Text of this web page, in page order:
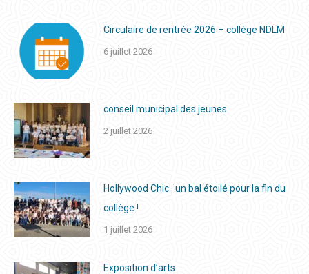
Circulaire de rentrée 2026 – collège NDLM
6 juillet 2026
conseil municipal des jeunes
2 juillet 2026
Hollywood Chic : un bal étoilé pour la fin du
collège !
1 juillet 2026
Exposition d’arts